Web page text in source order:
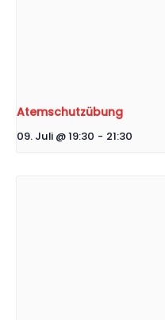
Atemschutzübung
09. Juli @ 19:30 - 21:30